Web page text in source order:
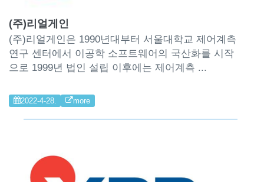
(주)리얼게인
(주)리얼게인은 1990년대부터 서울대학교 제어계측
연구 센터에서 이공학 소프트웨어의 국산화를 시작
으로 1999년 법인 설립 이후에는 제어계측 ...
2022-4-28. more